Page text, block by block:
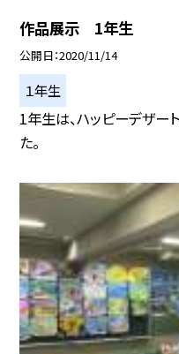
作品展示 1年生
公開日 2020/11/14
１年生
1年生は、ハッピーデザー
た。